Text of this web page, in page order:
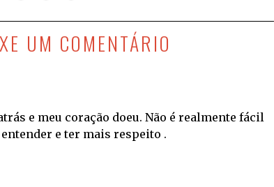
UM COMENTÁRIO
e meu coração doeu. Não é realmente fácil
e ter mais respeito .